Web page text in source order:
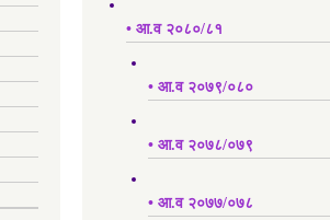
• आ.व २०८०/८१
• आ.व २०७९/०८०
• आ.व २०७८/०७९
• आ.व २०७७/०७८